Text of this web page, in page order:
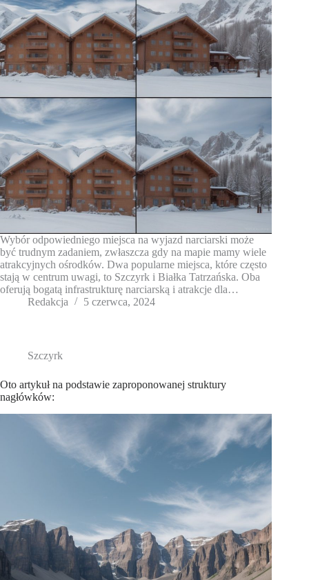
Wybór odpowiedniego miejsca na wyjazd narciarski może
być trudnym zadaniem, zwłaszcza gdy na mapie mamy wiele
atrakcyjnych ośrodków. Dwa popularne miejsca, które często
stają w centrum uwagi, to Szczyrk i Białka Tatrzańska. Oba
oferują bogatą infrastrukturę narciarską i atrakcje dla…
Redakcja
5 czerwca, 2024
Szczyrk
Oto artykuł na podstawie zaproponowanej struktury
nagłówków: